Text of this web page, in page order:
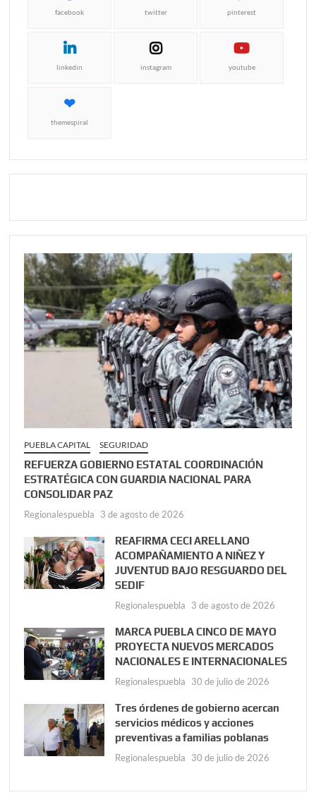
facebook twitter pinterest
linkedin instagram youtube
themespiral
PUEBLA CAPITAL SEGURIDAD
REFUERZA GOBIERNO ESTATAL COORDINACIÓN
ESTRATÉGICA CON GUARDIA NACIONAL PARA
CONSOLIDAR PAZ
Regionalespuebla 3 de agosto de 2026
REAFIRMA CECI ARELLANO
ACOMPAÑAMIENTO A NIÑEZ Y
JUVENTUD BAJO RESGUARDO DEL
SEDIF
Regionalespuebla 3 de agosto de 2026
MARCA PUEBLA CINCO DE MAYO
PROYECTA NUEVOS MERCADOS
NACIONALES E INTERNACIONALES
Regionalespuebla 30 de julio de 2026
Tres órdenes de gobierno acercan
servicios médicos y acciones
preventivas a familias poblanas
Regionalespuebla 30 de julio de 2026